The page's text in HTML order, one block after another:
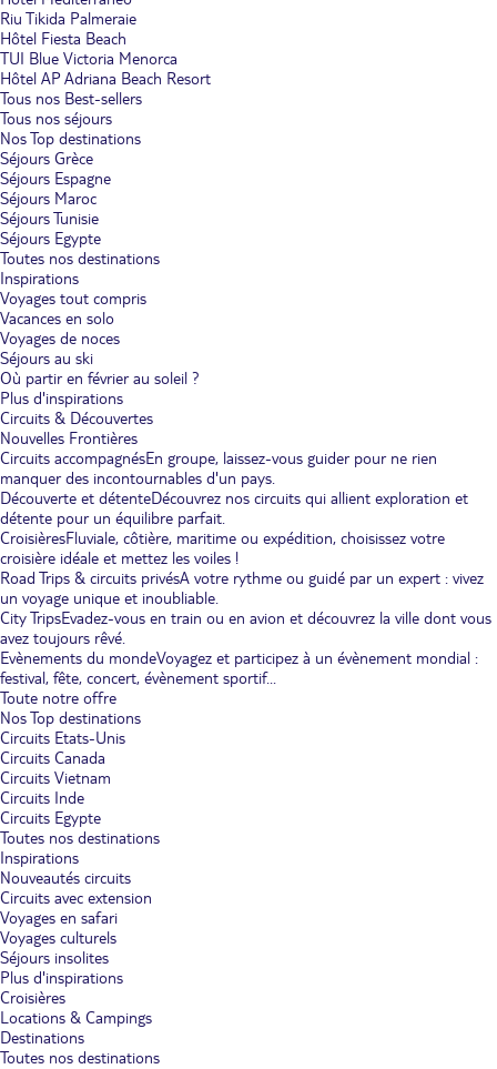
Riu Tikida Palmeraie
Hôtel Fiesta Beach
TUI Blue Victoria Menorca
Hôtel AP Adriana Beach Resort
Tous nos Best-sellers
Tous nos séjours
Nos Top destinations
Séjours Grèce
Séjours Espagne
Séjours Maroc
Séjours Tunisie
Séjours Egypte
Toutes nos destinations
Inspirations
Voyages tout compris
Vacances en solo
Voyages de noces
Séjours au ski
Où partir en février au soleil ?
Plus d'inspirations
Circuits & Découvertes
Nouvelles Frontières
Circuits accompagnésEn groupe, laissez-vous guider pour ne rien
manquer des incontournables d'un pays.
Découverte et détenteDécouvrez nos circuits qui allient exploration et
détente pour un équilibre parfait.
CroisièresFluviale, côtière, maritime ou expédition, choisissez votre
croisière idéale et mettez les voiles !
Road Trips & circuits privésA votre rythme ou guidé par un expert : vivez
un voyage unique et inoubliable.
City TripsEvadez-vous en train ou en avion et découvrez la ville dont vous
avez toujours rêvé.
Evènements du mondeVoyagez et participez à un évènement mondial :
festival, fête, concert, évènement sportif...
Toute notre offre
Nos Top destinations
Circuits Etats-Unis
Circuits Canada
Circuits Vietnam
Circuits Inde
Circuits Egypte
Toutes nos destinations
Inspirations
Nouveautés circuits
Circuits avec extension
Voyages en safari
Voyages culturels
Séjours insolites
Plus d'inspirations
Croisières
Locations & Campings
Destinations
Toutes nos destinations